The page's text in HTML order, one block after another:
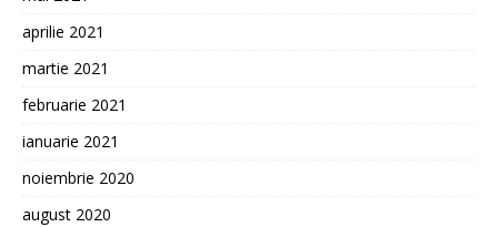
aprilie 2021
martie 2021
februarie 2021
ianuarie 2021
noiembrie 2020
august 2020